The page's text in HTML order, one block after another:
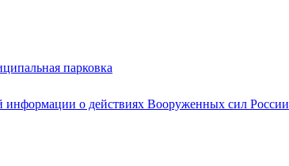
парковка
о действиях Вооруженных сил России